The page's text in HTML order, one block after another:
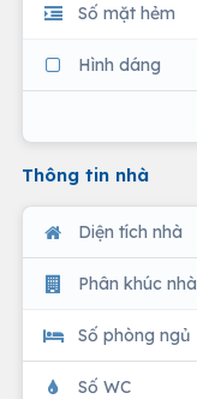
Số mặt hẻm
Hình dáng
Thông tin nhà
Diện tích nhà
Phân khúc nhà
Số phòng ngủ
Số WC